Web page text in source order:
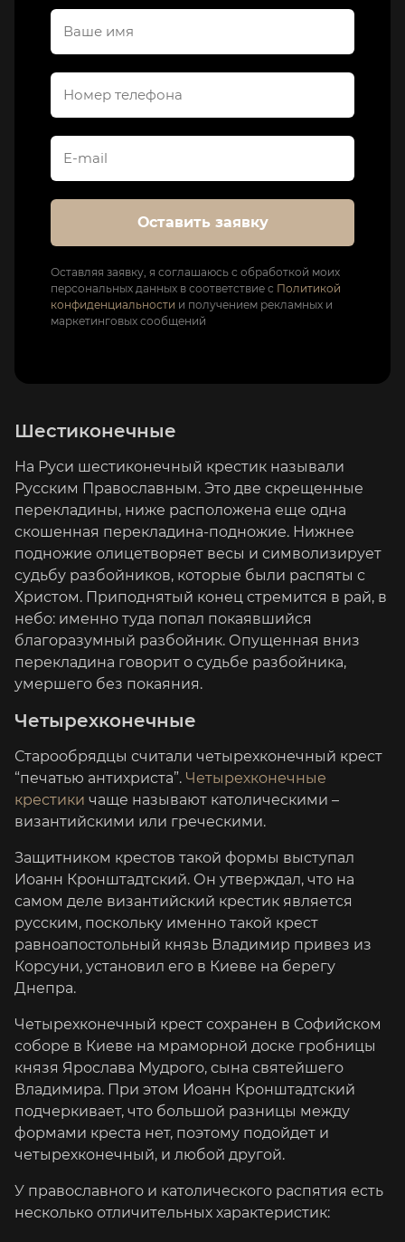
Оставить заявку
Оставляя заявку, я соглашаюсь с обработкой моих
персональных данных в соответствие с Политикой
конфиденциальности и получением рекламных и
маркетинговых сообщений
Шестиконечные
На Руси шестиконечный крестик называли
Русским Православным. Это две скрещенные
перекладины, ниже расположена еще одна
скошенная перекладина-подножие. Нижнее
подножие олицетворяет весы и символизирует
судьбу разбойников, которые были распяты с
Христом. Приподнятый конец стремится в рай, в
небо: именно туда попал покаявшийся
благоразумный разбойник. Опущенная вниз
перекладина говорит о судьбе разбойника,
умершего без покаяния.
Четырехконечные
Старообрядцы считали четырехконечный крест
“печатью антихриста”. Четырехконечные
крестики чаще называют католическими –
византийскими или греческими.
Защитником крестов такой формы выступал
Иоанн Кронштадтский. Он утверждал, что на
самом деле византийский крестик является
русским, поскольку именно такой крест
равноапостольный князь Владимир привез из
Корсуни, установил его в Киеве на берегу
Днепра.
Четырехконечный крест сохранен в Софийском
соборе в Киеве на мраморной доске гробницы
князя Ярослава Мудрого, сына святейшего
Владимира. При этом Иоанн Кронштадтский
подчеркивает, что большой разницы между
формами креста нет, поэтому подойдет и
четырехконечный, и любой другой.
У православного и католического распятия есть
несколько отличительных характеристик: